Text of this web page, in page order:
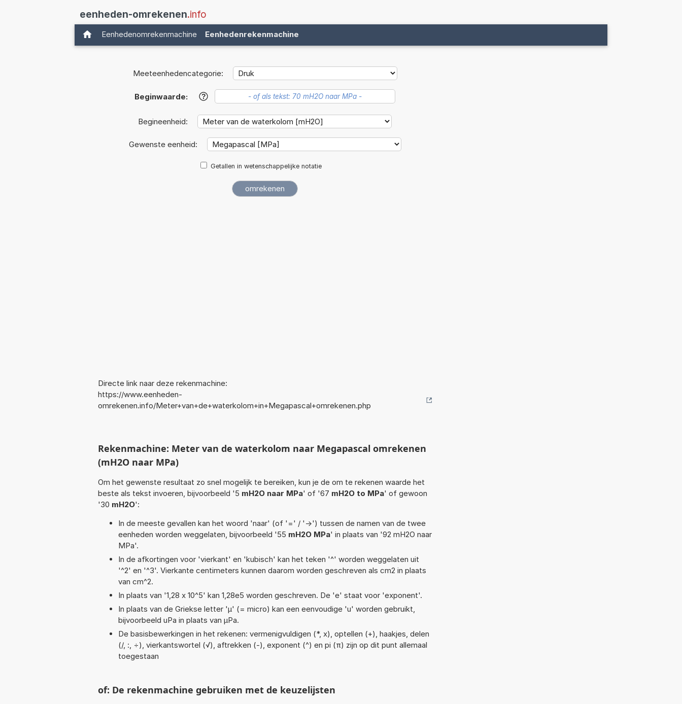
eenheden-omrekenen.info
Eenhedenomrekenmachine Eenhedenrekenmachine
Meeteenhedencategorie:
Beginwaarde: ?
Begineenheid:
Gewenste eenheid:
Getallen in wetenschappelijke notatie
Directe link naar deze rekenmachine:
https://www.eenheden-
omrekenen.info/Meter+van+de+waterkolom+in+Megapascal+omrekenen.php
Rekenmachine: Meter van de waterkolom naar Megapascal omrekenen
(mH2O naar MPa)
Om het gewenste resultaat zo snel mogelijk te bereiken, kun je de om te rekenen waarde het
beste als tekst invoeren, bijvoorbeeld '5 mH2O naar MPa' of '67 mH2O to MPa' of gewoon
'30 mH2O':
In de meeste gevallen kan het woord 'naar' (of '=' / '->') tussen de namen van de twee
eenheden worden weggelaten, bijvoorbeeld '55 mH2O MPa' in plaats van '92 mH2O naar
MPa'.
In de afkortingen voor 'vierkant' en 'kubisch' kan het teken '^' worden weggelaten uit
'^2' en '^3'. Vierkante centimeters kunnen daarom worden geschreven als cm2 in plaats
van cm^2.
In plaats van '1,28 x 10^5' kan 1,28e5 worden geschreven. De 'e' staat voor 'exponent'.
In plaats van de Griekse letter 'µ' (= micro) kan een eenvoudige 'u' worden gebruikt,
bijvoorbeeld uPa in plaats van µPa.
De basisbewerkingen in het rekenen: vermenigvuldigen (*, x), optellen (+), haakjes, delen
(/, :, ÷), vierkantswortel (√), aftrekken (-), exponent (^) en pi (π) zijn op dit punt allemaal
toegestaan
of: De rekenmachine gebruiken met de keuzelijsten